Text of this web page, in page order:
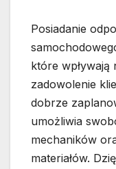
Posiadanie
które
zadowolenie
dobrze
umożliwia
mechaników
materiałów.